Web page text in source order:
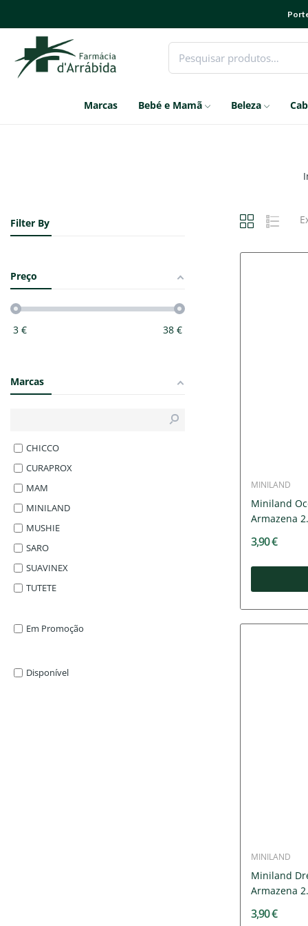
Marcas Bebé e Mamã Beleza
Filter By
Preço
3 € 38€
Marcas
CHICCO
CURAPROX
MAM
MINILAND
MUSHIE
SARO
SUAVINEX
TUTETE
Em Promoção
Disponível
MINILAND
Miniland
Armazena
3,90 €
MINILAND
Miniland
Armazena
3,90 €